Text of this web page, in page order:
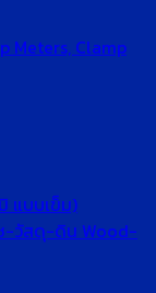
Meters, Clamp
แบบเข็ม)
-วัสดุ-ดิน Wood-